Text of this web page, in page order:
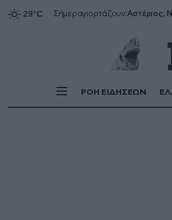
Σήμεραγιορτάζουν:Αστέριος,
ΡΟΗ ΕΙΔΗΣΕΩΝ